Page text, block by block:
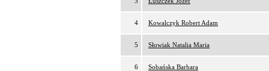
4 Kowalczyk Robert Adam
5 Słowiak Natalia Maria
6 Sobańska Barbara